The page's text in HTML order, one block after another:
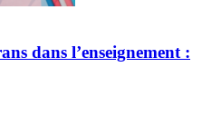
dans l’enseignement :